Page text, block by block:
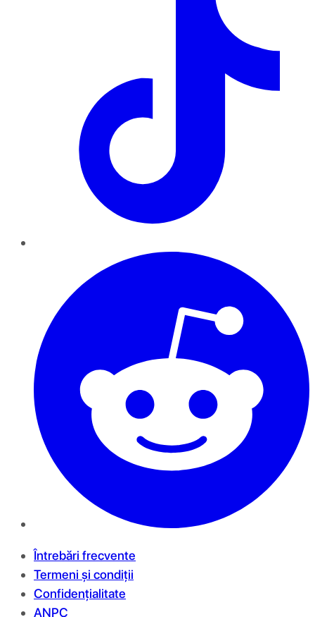
Întrebări frecvente
Termeni și condiții
Confidențialitate
ANPC